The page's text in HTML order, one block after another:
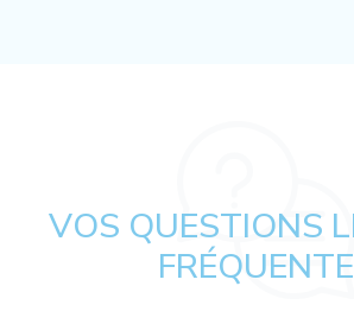
VOS QUESTIONS